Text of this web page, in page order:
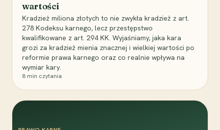
wartości
Kradzież miliona złotych to nie zwykła kradzież z art.
278 Kodeksu karnego, lecz przestępstwo
kwalifikowane z art. 294 KK. Wyjaśniamy, jaka kara
grozi za kradzież mienia znacznej i wielkiej wartości po
reformie prawa karnego oraz co realnie wpływa na
wymiar kary.
8 min czytania